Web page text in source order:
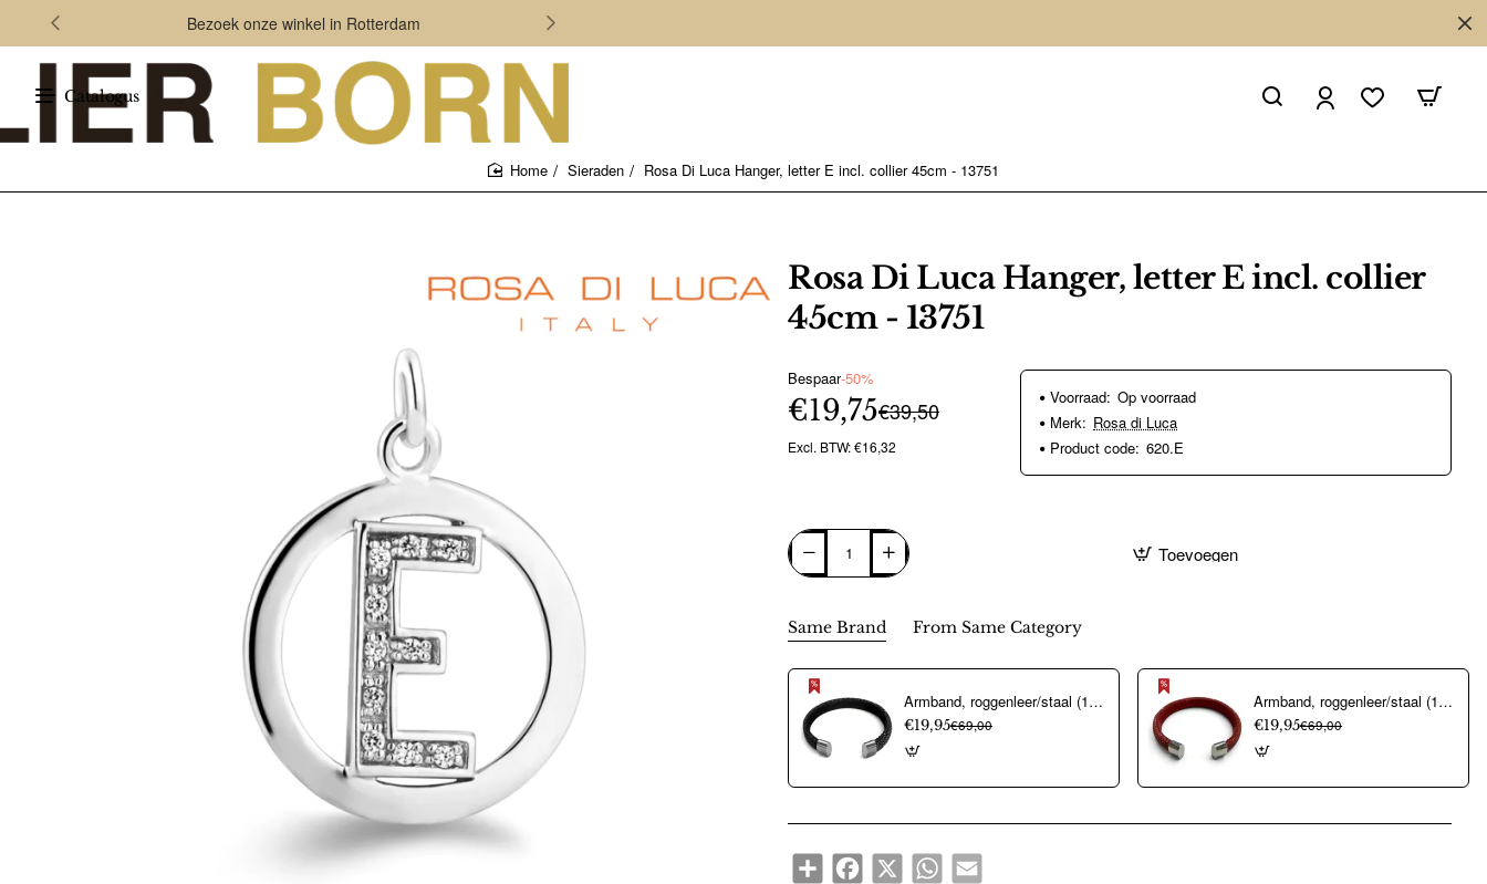
Bezoek onze winkel in Rotterdam
Catalogus
Sieraden Rosa Di Luca Hanger, letter E incl. collier 45cm - 13751
Rosa Di Luca Hanger, letter E incl. collier
45cm - 13751
Bespaar-50%
€19,75€39,50
Excl. BTW: €16,32
Voorraad: Op voorraad
Merk: Rosa di Luca
Product code: 620.E
Toevoegen
Same Brand From Same Category
Armband, roggenleer/staal (12mm.breed) kleur donkerblauw - 9967
€19,95€69,00
Armband, roggenleer/staal (12mm.breed) kleur rood - 10023
€19,95€69,00
ShareFacebook
X WhatsAppEmail